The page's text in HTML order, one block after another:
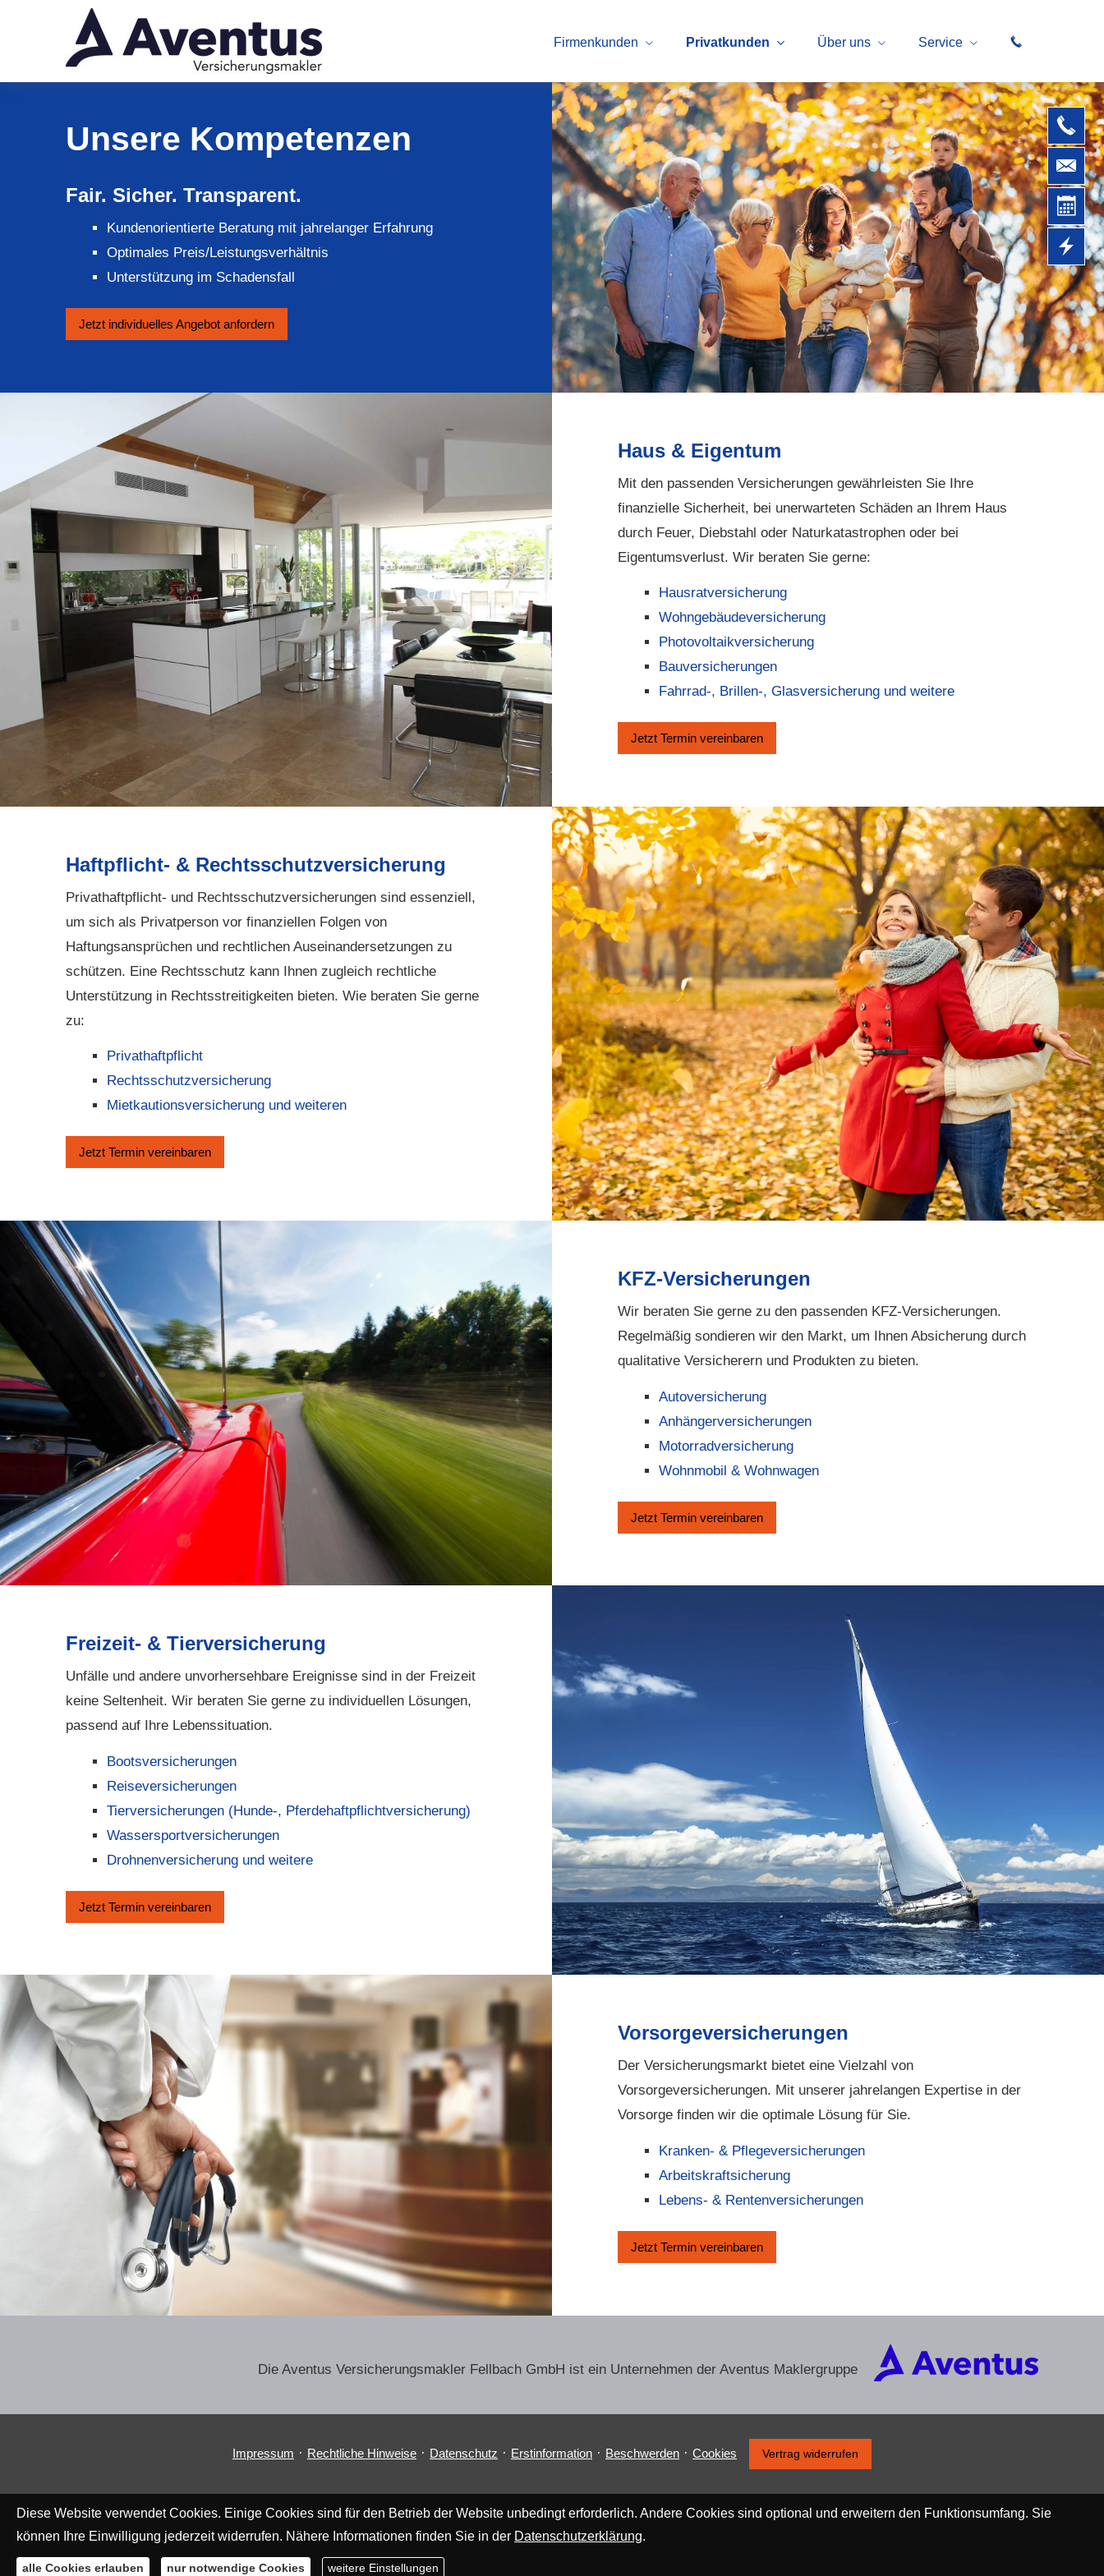
Firmenkunden Privatkunden Über uns Service
Unsere Kompetenzen
Fair. Sicher. Transparent.
Kundenorientierte Beratung mit jahrelanger Erfahrung
Optimales Preis/Leistungsverhältnis
Unterstützung im Schadensfall
Jetzt individuelles An­ge­bot an­for­dern
Haus & Eigentum
Mit den passenden Versicherungen gewährleisten Sie Ihre
finanzielle Sicherheit, bei unerwarteten Schäden an Ihrem Haus
durch Feuer, Diebstahl oder Naturkatastrophen oder bei
Eigentumsverlust. Wir beraten Sie gerne:
Haus­rat­ver­si­che­rung
Wohngebäudeversicherung
Photo­voltaik­ver­si­che­rung
Bauversicherungen
Fahrrad-, Brillen-, Glasversicherung und weitere
Jetzt Termin ver­ein­baren
Haft­pflicht- & Rechts­schutz­ver­si­che­rung
Privathaftpflicht- und Rechts­schutz­ver­si­che­rungen sind essenziell,
um sich als Privatperson vor finanziellen Folgen von
Haftungsansprüchen und rechtlichen Auseinandersetzungen zu
schützen. Eine Rechtsschutz kann Ihnen zugleich rechtliche
Unterstützung in Rechtsstreitigkeiten bieten. Wie beraten Sie gerne
zu:
Privathaftpflicht
Rechts­schutz­ver­si­che­rung
Mietkautionsversicherung und weiteren
Jetzt Termin ver­ein­baren
KFZ-Versicherungen
Wir beraten Sie gerne zu den passenden KFZ-Versicherungen.
Regelmäßig sondieren wir den Markt, um Ihnen Absicherung durch
qualitative Versicherern und Produkten zu bieten.
Auto­ver­si­che­rung
Anhängerversicherungen
Motor­rad­ver­sicherung
Wohnmobil & Wohnwagen
Jetzt Termin ver­ein­baren
Freizeit- & Tierversicherung
Unfälle und andere unvorhersehbare Ereignisse sind in der Freizeit
keine Seltenheit. Wir beraten Sie gerne zu individuellen Lösungen,
passend auf Ihre Lebenssituation.
Bootsversicherungen
Reiseversicherungen
Tierversicherungen (Hunde-, Pferdehaftpflichtversicherung)
Wassersportversicherungen
Drohnenversicherung und weitere
Jetzt Termin ver­ein­baren
Vorsorgeversicherungen
Der Versicherungsmarkt bietet eine Vielzahl von
Vorsorgeversicherungen. Mit unserer jahrelangen Expertise in der
Vorsorge finden wir die optimale Lösung für Sie.
Kranken- & Pflege­ver­si­che­rungen
Arbeitskraftsicherung
Lebens- & Rentenversicherungen
Jetzt Termin ver­ein­baren
Die Aventus Ver­sicherungs­makler Fellbach GmbH ist ein Unternehmen der Aventus Maklergruppe
Impressum · Rechtliche Hinweise · Datenschutz · Erstinformation · Beschwerden · Cookies Vertrag widerrufen
Diese Website verwendet Cookies. Einige Cookies sind für den Betrieb der Website unbedingt erforderlich. Andere Cookies sind optional und erweitern den Funktionsumfang. Sie
können Ihre Einwilligung jederzeit widerrufen. Nähere Informationen finden Sie in der Datenschutzerklärung.
alle Cookies erlauben nur notwendige Cookies weitere Einstellungen